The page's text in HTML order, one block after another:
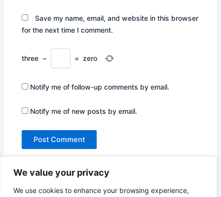
We value your privacy
We use cookies to enhance your browsing experience,
Save my name, email, and website in this browser
for the next time I comment.
three − = zero
Notify me of follow-up comments by email.
Notify me of new posts by email.